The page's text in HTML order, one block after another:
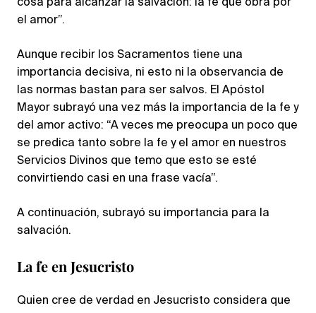
cosa para alcanzar la salvación: la fe que obra por
el amor”.
Aunque recibir los Sacramentos tiene una
importancia decisiva, ni esto ni la observancia de
las normas bastan para ser salvos. El Apóstol
Mayor subrayó una vez más la importancia de la fe y
del amor activo: “A veces me preocupa un poco que
se predica tanto sobre la fe y el amor en nuestros
Servicios Divinos que temo que esto se esté
convirtiendo casi en una frase vacía”.
A continuación, subrayó su importancia para la
salvación.
La fe en Jesucristo
Quien cree de verdad en Jesucristo considera que